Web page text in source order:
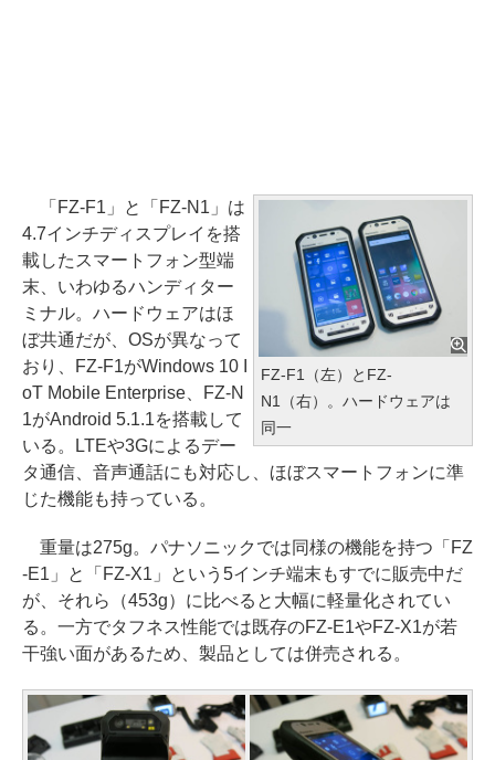
FZ-F1（左）とFZ-
N1（右）。ハードウェアは
同一
「FZ-F1」と「FZ-N1」は
4.7インチディスプレイを搭
載したスマートフォン型端
末、いわゆるハンディター
ミナル。ハードウェアはほ
ぼ共通だが、OSが異なって
おり、FZ-F1がWindows 10 I
oT Mobile Enterprise、FZ-N
1がAndroid 5.1.1を搭載して
いる。LTEや3Gによるデー
タ通信、音声通話にも対応し、ほぼスマートフォンに準
じた機能も持っている。
重量は275g。パナソニックでは同様の機能を持つ「FZ
-E1」と「FZ-X1」という5インチ端末もすでに販売中だ
が、それら（453g）に比べると大幅に軽量化されてい
る。一方でタフネス性能では既存のFZ-E1やFZ-X1が若
干強い面があるため、製品としては併売される。